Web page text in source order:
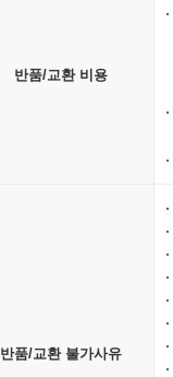
반품/교환 비용
반품/교환 불가사유